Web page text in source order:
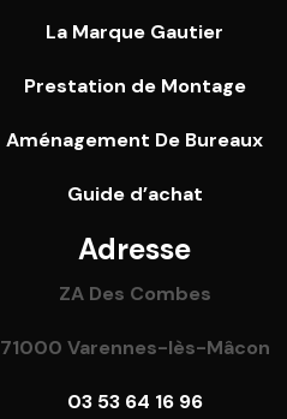
La Marque Gautier
Prestation de Montage
Aménagement De Bureaux
Guide d’achat
Adresse
ZA Des Combes
71000 Varennes-lès-Mâcon
03 53 64 16 96